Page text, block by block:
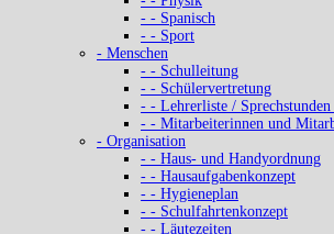
- - Spanisch
- - Sport
- Menschen
- - Schulleitung
- - Schülervertretung
- - Lehrerliste / Sprechstunden
- - Mitarbeiterinnen und
- Organisation
- - Haus- und Handyordnung
- - Hausaufgabenkonzept
- - Hygieneplan
- - Schulfahrtenkonzept
- - Läutezeiten